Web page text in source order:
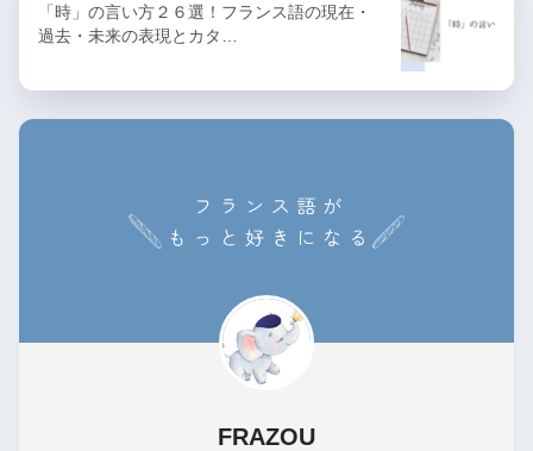
「時」の言い方２６選！フランス語の現在・
過去・未来の表現とカタ…
FRAZOU